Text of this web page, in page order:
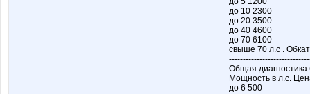
до 10 2300
до 20 3500
до 40 4600
до 70 6100
свыше 70 л.с .
Общая диагностика
Мощность в л.с.
до 6 500